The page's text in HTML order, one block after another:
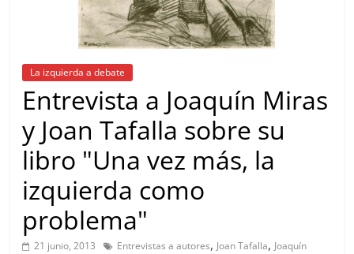
La izquierda a debate
Entrevista a Joaquín Miras
y Joan Tafalla sobre su
libro "Una vez más, la
izquierda como
problema"
21 junio, 2013 Entrevistas a autores, Joan Tafalla, Joaquín